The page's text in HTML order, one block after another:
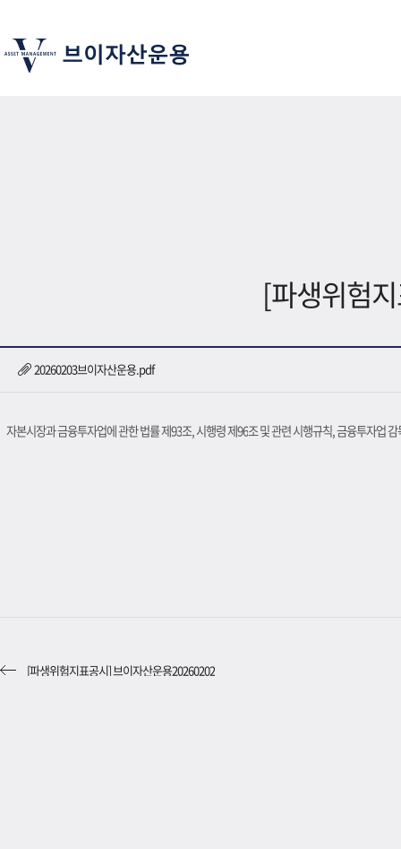
[파생위험
20260203브이자산운용.pdf
자본시장과 금융투자업에 관한 법률 제93조,시행령 제96조 및 관련 시행규칙,금융투자업 감
[파생위험지표공시] 브이자산운용20260202